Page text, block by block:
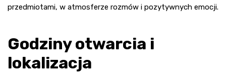
przedmiotami, w atmosferze rozmów i pozytywnych emocji.
Godziny otwarcia i
lokalizacja